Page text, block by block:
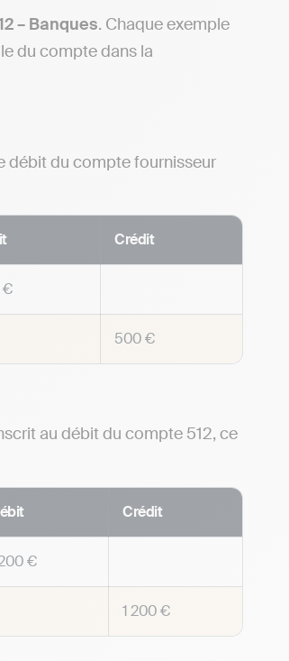
– Banques. Chaque exemple
du compte dans la
débit du compte fournisseur
Crédit
€
500 €
au débit du compte 512, ce
Crédit
€
1 200 €